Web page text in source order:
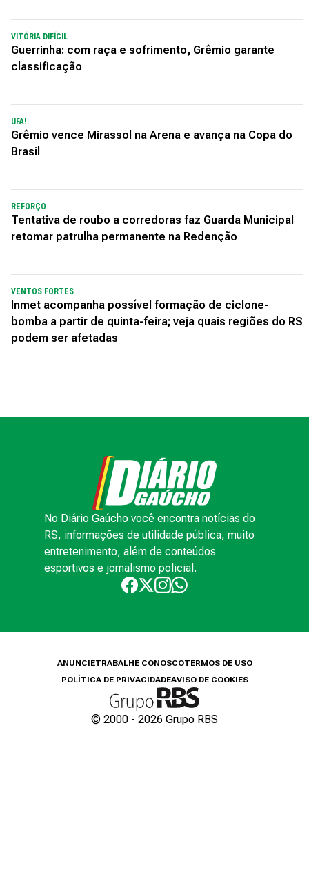
VITÓRIA DIFÍCIL
Guerrinha: com raça e sofrimento, Grêmio garante
classificação
UFA!
Grêmio vence Mirassol na Arena e avança na Copa do
Brasil
REFORÇO
Tentativa de roubo a corredoras faz Guarda Municipal
retomar patrulha permanente na Redenção
VENTOS FORTES
Inmet acompanha possível formação de ciclone-
bomba a partir de quinta-feira; veja quais regiões do RS
podem ser afetadas
No Diário Gaúcho você encontra notícias do
RS, informações de utilidade pública, muito
entretenimento, além de conteúdos
esportivos e jornalismo policial.
ANUNCIETRABALHE CONOSCOTERMOS DE USO
POLÍTICA DE PRIVACIDADEAVISO DE COOKIES
© 2000 - 2026 Grupo RBS